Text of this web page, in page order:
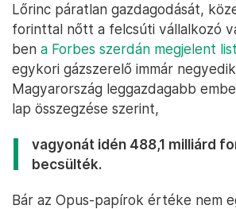
Lőrinc páratlan gazdagodását,
forinttal nőtt a felcsúti vállalkozó
ben a Forbes szerdán megjelent
egykori gázszerelő immár
Magyarország leggazdagabb
lap összegzése szerint,
vagyonát idén 488,1 milliárd
becsülték.
Bár az Opus-papírok értéke nem